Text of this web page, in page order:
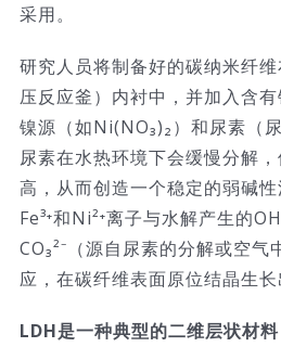
采用。
研究人员将制备好的碳纳米纤
压反应釜）内衬中，并加入含有
镍源（如Ni(NO₃)₂）和尿素（
尿素在水热环境下会缓慢分解
高，从而创造一个稳定的弱碱
Fe³⁺和Ni²⁺离子与水解产生的
CO₃²⁻（源自尿素的分解或空气
应，在碳纤维表面原位结晶生长
LDH是一种典型的二维层状材